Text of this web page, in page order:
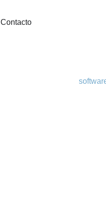
Contacto